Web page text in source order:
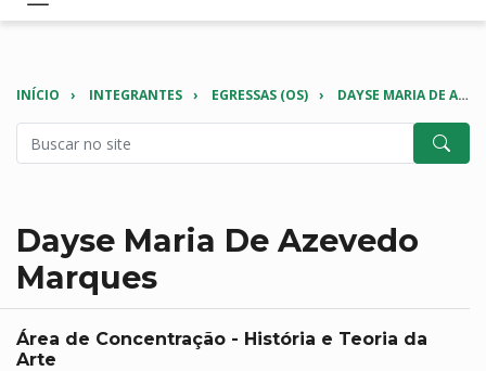
INÍCIO INTEGRANTES EGRESSAS (OS) DAYSE MARIA DE AZEVEDO MARQUES
Dayse Maria De Azevedo
Marques
Área de Concentração - História e Teoria da
Arte